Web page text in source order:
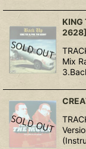
KING
2628]
Mix